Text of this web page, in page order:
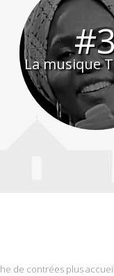
patrimoine
de contrées plus